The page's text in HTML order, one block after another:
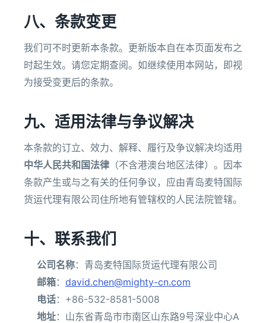
八、条款变更
我们可不时更新本条款。更新版本自在本页面发布之
时起生效。请您定期查阅。如继续使用本网站，即视
为接受变更后的条款。
九、适用法律与争议解决
本条款的订立、效力、解释、履行及争议解决均适用
中华人民共和国法律 （不含港澳台地区法律）。因本
条款产生或与之有关的任何争议，应由青岛麦特国际
货运代理有限公司住所地有管辖权的人民法院管辖。
十、联系我们
公司名称：青岛麦特国际货运代理有限公司
邮箱： david.chen@mighty-cn.com
电话：+86-532-8581-5008
地址：山东省青岛市市南区山东路9号深业中心A